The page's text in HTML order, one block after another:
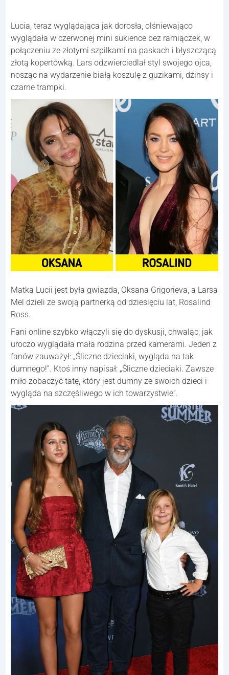
Lucia, teraz wyglądająca jak dorosła, olśniewająco
wyglądała w czerwonej mini sukience bez ramiączek, w
połączeniu ze złotymi szpilkami na paskach i błyszczącą
złotą kopertówką. Lars odzwierciedlał styl swojego ojca,
nosząc na wydarzenie białą koszulę z guzikami, dżinsy i
czarne trampki.
Matką Lucii jest była gwiazda, Oksana Grigorieva, a Larsa
Mel dzieli ze swoją partnerką od dziesięciu lat, Rosalind
Ross.
Fani online szybko włączyli się do dyskusji, chwaląc, jak
uroczo wyglądała mała rodzina przed kamerami. Jeden z
fanów zauważył: „Śliczne dzieciaki, wygląda na tak
dumnego!”. Ktoś inny napisał: „Śliczne dzieciaki. Zawsze
miło zobaczyć tatę, który jest dumny ze swoich dzieci i
wygląda na szczęśliwego w ich towarzystwie”.